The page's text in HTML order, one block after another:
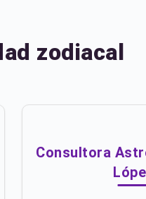
zodiacal
Consultora